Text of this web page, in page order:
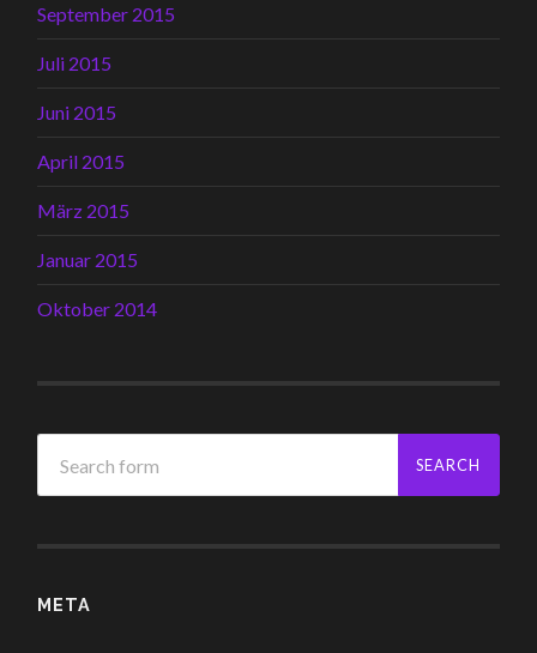
September 2015
Juli 2015
Juni 2015
April 2015
März 2015
Januar 2015
Oktober 2014
META